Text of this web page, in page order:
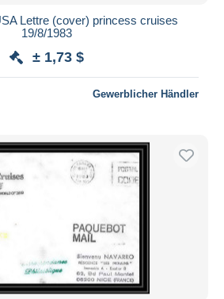
Lettre (cover) princess cruises
19/8/1983
± 1,73 $
Gewerblicher Händler